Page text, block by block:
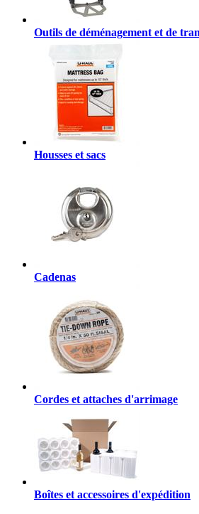
Outils de déménagement et de
Housses et sacs
Cadenas
Cordes et attaches d'arrimage
Boîtes et accessoires d'expédition